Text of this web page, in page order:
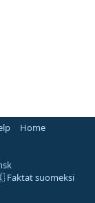
Home
suomeksi